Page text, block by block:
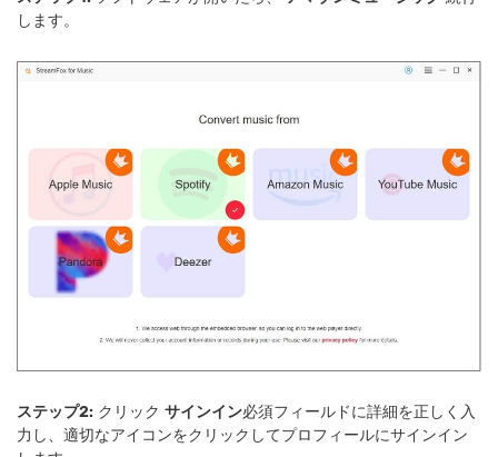
します。
ステップ2: クリック サインイン必須フィールドに詳細を正しく入
力し、適切なアイコンをクリックしてプロフィールにサインイン